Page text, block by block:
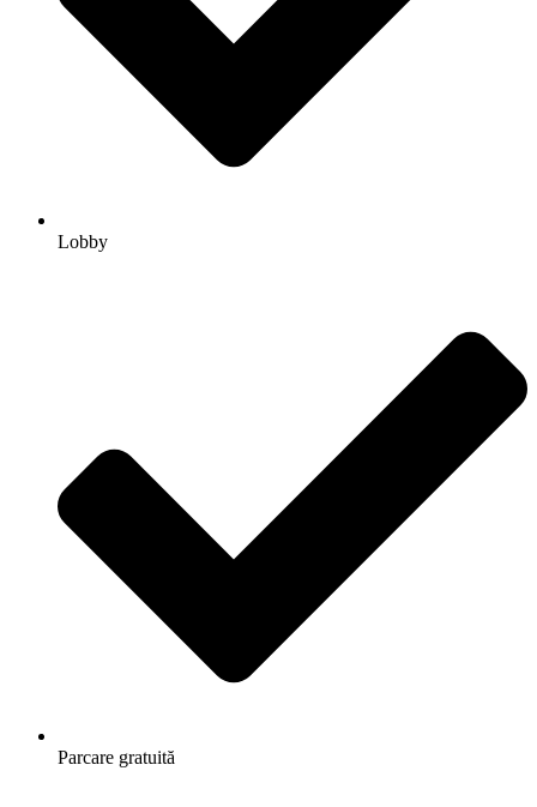
Lobby
Parcare gratuită